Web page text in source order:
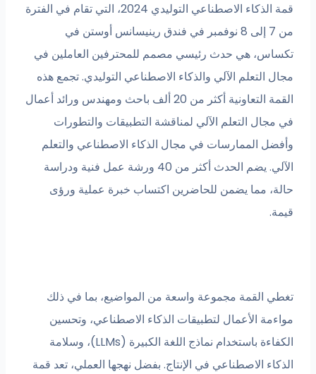
قمة الذكاء الاصطناعي التوليدي 2024، التي تقام في الفترة
من 7 إلى 8 نوفمبر في فندق رينيسانس أوستن في
تكساس، هي حدث رئيسي مصمم للمحترفين العاملين في
مجال التعلم الآلي والذكاء الاصطناعي التوليدي. تجمع هذه
القمة التعاونية أكثر من 20 ألف باحث ومهندس ورائد أعمال
في مجال التعلم الآلي لمناقشة التطبيقات والتطورات
وأفضل الممارسات في مجال الذكاء الاصطناعي والتعلم
الآلي. يضم الحدث أكثر من 40 ورشة عمل فنية ودراسة
حالة، مما يضمن للحاضرين اكتساب خبرة عملية ورؤى
قيمة.
تغطي القمة مجموعة واسعة من المواضيع، بما في ذلك
مواءمة الأعمال لتطبيقات الذكاء الاصطناعي، وتحسين
الكفاءة باستخدام نماذج اللغة الكبيرة (LLMs)، وسلامة
الذكاء الاصطناعي في الإنتاج. بفضل نهجها العملي، تعد قمة